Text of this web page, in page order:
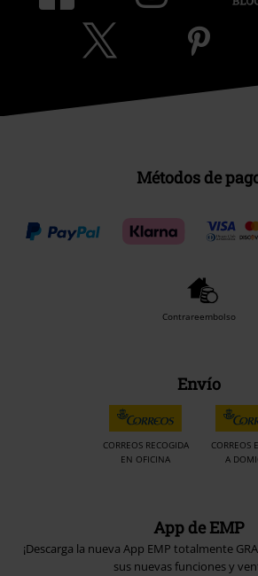
Métodos de
Contrareembolso
Envío
CORREOS RECOGIDA
EN OFICINA
CORREOS
A
App de EMP
¡Descarga la nueva App EMP totalmente
sus nuevas funciones y